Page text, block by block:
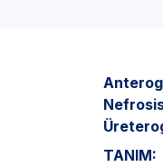
TANIM: